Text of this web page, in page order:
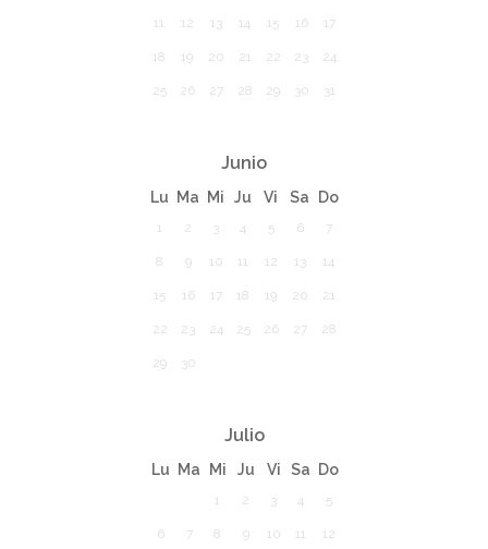
11 12 13 14 15 16 17
18 19 20 21 22 23 24
25 26 27 28 29 30 31
Junio
Lu Ma Mi Ju Vi Sa Do
1 2 3 4 5 6 7
8 9 10 11 12 13 14
15 16 17 18 19 20 21
22 23 24 25 26 27 28
29 30
Julio
Lu Ma Mi Ju Vi Sa Do
1 2 3 4 5
6 7 8 9 10 11 12